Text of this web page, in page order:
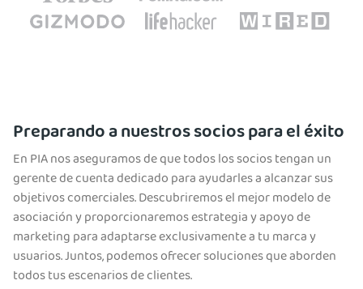
Preparando a nuestros socios para el éxito
En PIA nos aseguramos de que todos los socios tengan un
gerente de cuenta dedicado para ayudarles a alcanzar sus
objetivos comerciales. Descubriremos el mejor modelo de
asociación y proporcionaremos estrategia y apoyo de
marketing para adaptarse exclusivamente a tu marca y
usuarios. Juntos, podemos ofrecer soluciones que aborden
todos tus escenarios de clientes.